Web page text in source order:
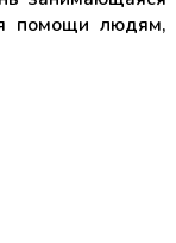
помощи людям,